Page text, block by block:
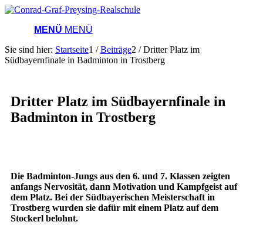
MENÜ MENÜ
Sie sind hier: Startseite1 / Beiträge2 / Dritter Platz im
Südbayernfinale in Badminton in Trostberg
Dritter Platz im Südbayernfinale in
Badminton in Trostberg
Die Badminton-Jungs aus den 6. und 7. Klassen zeigten
anfangs Nervosität, dann Motivation und Kampfgeist auf
dem Platz. Bei der Südbayerischen Meisterschaft in
Trostberg wurden sie dafür mit einem Platz auf dem
Stockerl belohnt.